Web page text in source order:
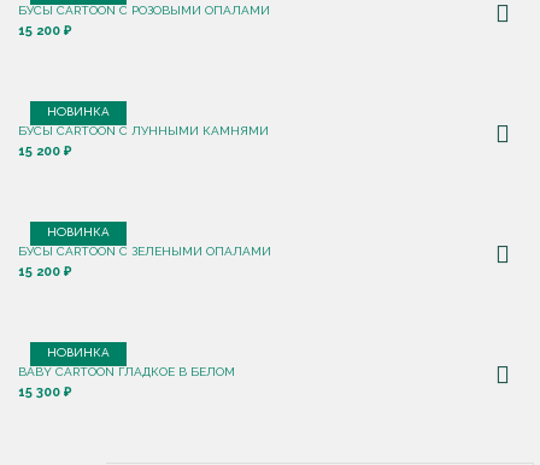
БУСЫ CARTOON С РОЗОВЫМИ ОПАЛАМИ
15 200 ₽
НОВИНКА
БУСЫ CARTOON С ЛУННЫМИ КАМНЯМИ
15 200 ₽
НОВИНКА
БУСЫ CARTOON С ЗЕЛЕНЫМИ ОПАЛАМИ
15 200 ₽
НОВИНКА
BABY CARTOON ГЛАДКОЕ В БЕЛОМ
15 300 ₽